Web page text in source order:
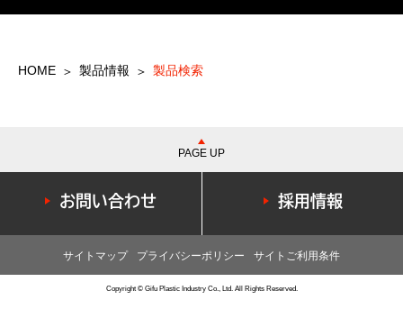
HOME 製品情報 製品検索
PAGE UP
お問い合わせ 採用情報
サイトマップ プライバシーポリシー サイトご利用条件
Copyright © Gifu Plastic Industry Co., Ltd. All Rights Reserved.